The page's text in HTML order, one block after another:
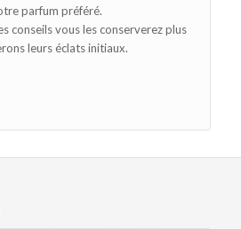
parfum préféré.
conseils vous les conserverez plus
leurs éclats initiaux.